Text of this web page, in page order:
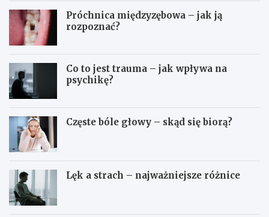
Próchnica międzyzębowa – jak ją
rozpoznać?
Co to jest trauma – jak wpływa na
psychikę?
Częste bóle głowy – skąd się biorą?
Lęk a strach – najważniejsze różnice